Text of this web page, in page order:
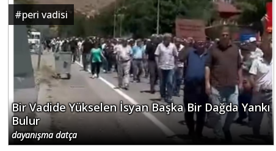
#peri vadisi
Bir Vadide Yükselen İsyan Başka Bir Dağda Yankı
Bulur
dayanışma datça